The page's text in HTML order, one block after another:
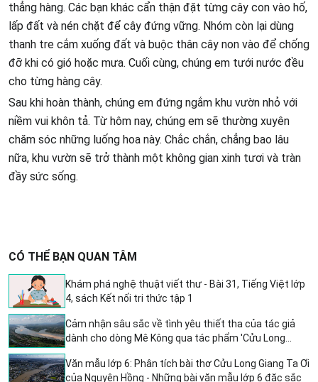
thẳng hàng. Các bạn khác cẩn thận đặt từng cây con vào hố,
lấp đất và nén chặt để cây đứng vững. Nhóm còn lại dùng
thanh tre cắm xuống đất và buộc thân cây non vào để chống
đỡ khi có gió hoặc mưa. Cuối cùng, chúng em tưới nước đều
cho từng hàng cây.
Sau khi hoàn thành, chúng em đứng ngắm khu vườn nhỏ với
niềm vui khôn tả. Từ hôm nay, chúng em sẽ thường xuyên
chăm sóc những luống hoa này. Chắc chắn, chẳng bao lâu
nữa, khu vườn sẽ trở thành một không gian xinh tươi và tràn
đầy sức sống.
CÓ THỂ BẠN QUAN TÂM
Khám phá nghệ thuật viết thư - Bài 31, Tiếng Việt lớp
4, sách Kết nối tri thức tập 1
Cảm nhận sâu sắc về tình yêu thiết tha của tác giả
dành cho dòng Mê Kông qua tác phẩm 'Cửu Long
Văn mẫu lớp 6: Phân tích bài thơ Cửu Long Giang Ta Ơi
của Nguyên Hồng - Những bài văn mẫu lớp 6 đặc sắc